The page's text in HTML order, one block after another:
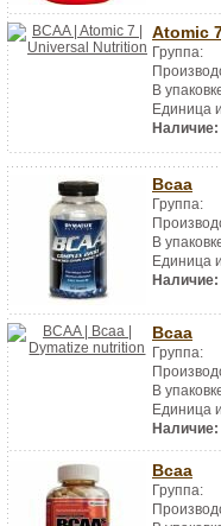
Atomic
Группа:
В
Единица
Наличие:
Bcaa
Группа:
В
Единица
Наличие:
Bcaa
Группа:
В
Единица
Наличие:
Bcaa
Группа: